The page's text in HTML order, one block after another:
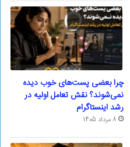
چرا بعضی پست‌های خوب دیده
نمی‌شوند؟ نقش تعامل اولیه در
رشد اینستاگرام
8 مرداد 1405